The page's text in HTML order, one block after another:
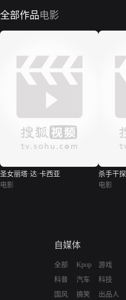
全部作品电影
圣女丽塔·达·卡西亚
电影
杀手干探
电影
自媒体
全部
科普
国风
Kpop
汽车
搞笑
游戏
科技
出品人